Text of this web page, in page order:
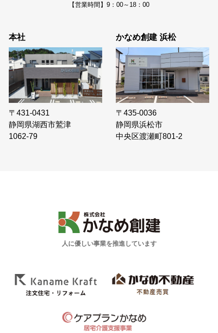
【営業時間】9：00～18：00
本社
〒431-0431
静岡県湖西市鷲津
1062-79
かなめ創建 浜松
〒435-0036
静岡県浜松市
中央区渡瀬町801-2
人に優しい事業を推進しています